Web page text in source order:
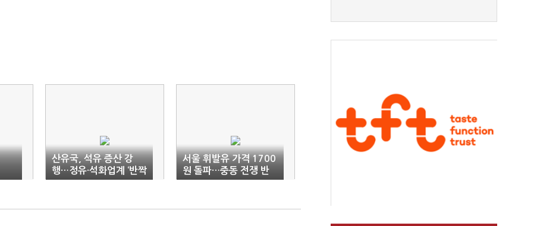
산유국, 석유 증산 강
행…정유·석화업계 ‘반짝
호재’
서울 휘발유 가격 1700
원 돌파…중동 전쟁 반
영은 ‘아직’